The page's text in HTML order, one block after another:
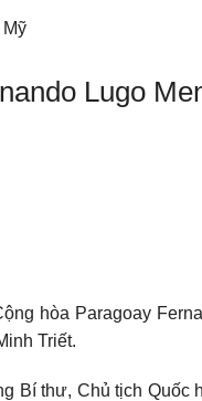
Lugo
hòa Paragoay
Triết.
Bí thư, Chủ tịch Quốc